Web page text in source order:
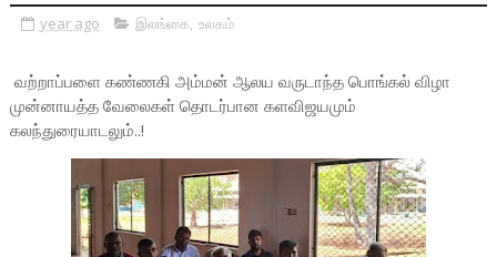
year ago இலங்கை, உலகம்
வற்றாப்பளை கண்ணகி அம்மன் ஆலய வருடாந்த பொங்கல் விழா
முன்னாயத்த வேலைகள் தொடர்பான களவிஜயமும்
கலந்துரையாடலும்..!